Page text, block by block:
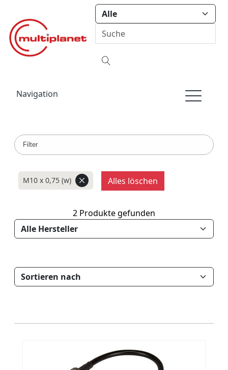
Navigation
Filter
M10 x 0,75 (w) Alles löschen
2 Produkte gefunden